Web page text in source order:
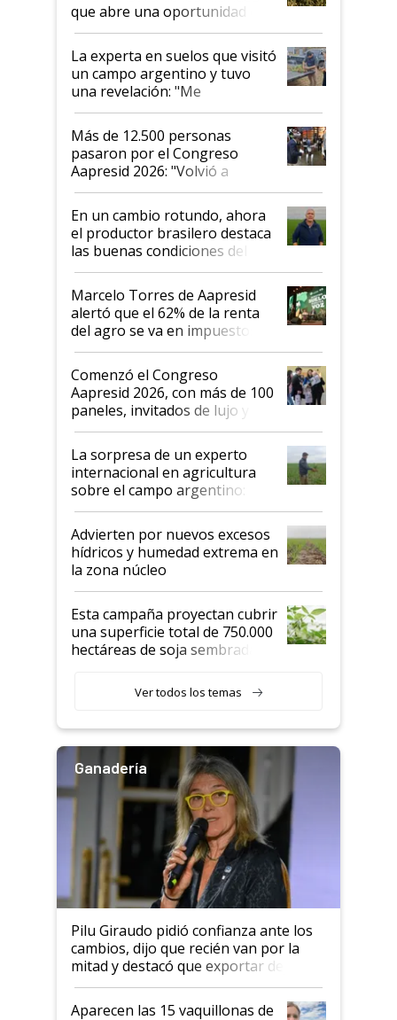
que abre una oportunidad en
el lote
La experta en suelos que visitó
un campo argentino y tuvo
una revelación: "Me
impresionó mucho"
Más de 12.500 personas
pasaron por el Congreso
Aapresid 2026: "Volvió a
demostrar que hablar del
suelo es hablar de todo el
sistema productivo"
En un cambio rotundo, ahora
el productor brasilero destaca
las buenas condiciones del
agro argentino para invertir:
"Los veo más motivados"
Marcelo Torres de Aapresid
alertó que el 62% de la renta
del agro se va en impuestos:
"No es bueno que en
Argentina se sigan discutiendo
las mismas cosas de hace 50
años"
Comenzó el Congreso
Aapresid 2026, con más de 100
paneles, invitados de lujo y
todas las tendencias
La sorpresa de un experto
internacional en agricultura
sobre el campo argentino:
"Estoy muy impresionado"
Advierten por nuevos excesos
hídricos y humedad extrema en
la zona núcleo
Esta campaña proyectan cubrir
una superficie total de 750.000
hectáreas de soja sembradas
variedades que marcan un
salto tecnológico en genética y
Ver todos los temas
Ganadería
Pilu Giraudo pidió confianza ante los
cambios, dijo que recién van por la
mitad y destacó que exportar dejó de
ser "para unos pocos": "Tenemos un
mandato muy claro del gobierno
Aparecen las 15 vaquillonas de